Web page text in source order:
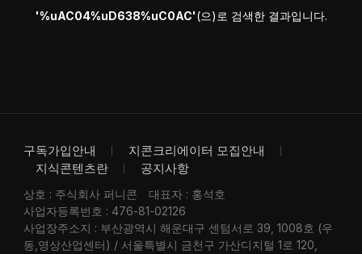
'%uAC04%uD638%uC0AC'(으)로 검색한 결과입니다.
구독가입안내
지콘크리에이터 모집안내
지식콘텐츠란
공지사항
상호 : 주식회사 퍼니콘
대표자 : 홍석호
사업자등록번호 : 476-81-02126
사업장주소지 : 부산광역시 해운대구 센텀서로 39, 1008호 (우
동,영상산업센터) / 서울특별시 금천구 가산디지털 1로 120,